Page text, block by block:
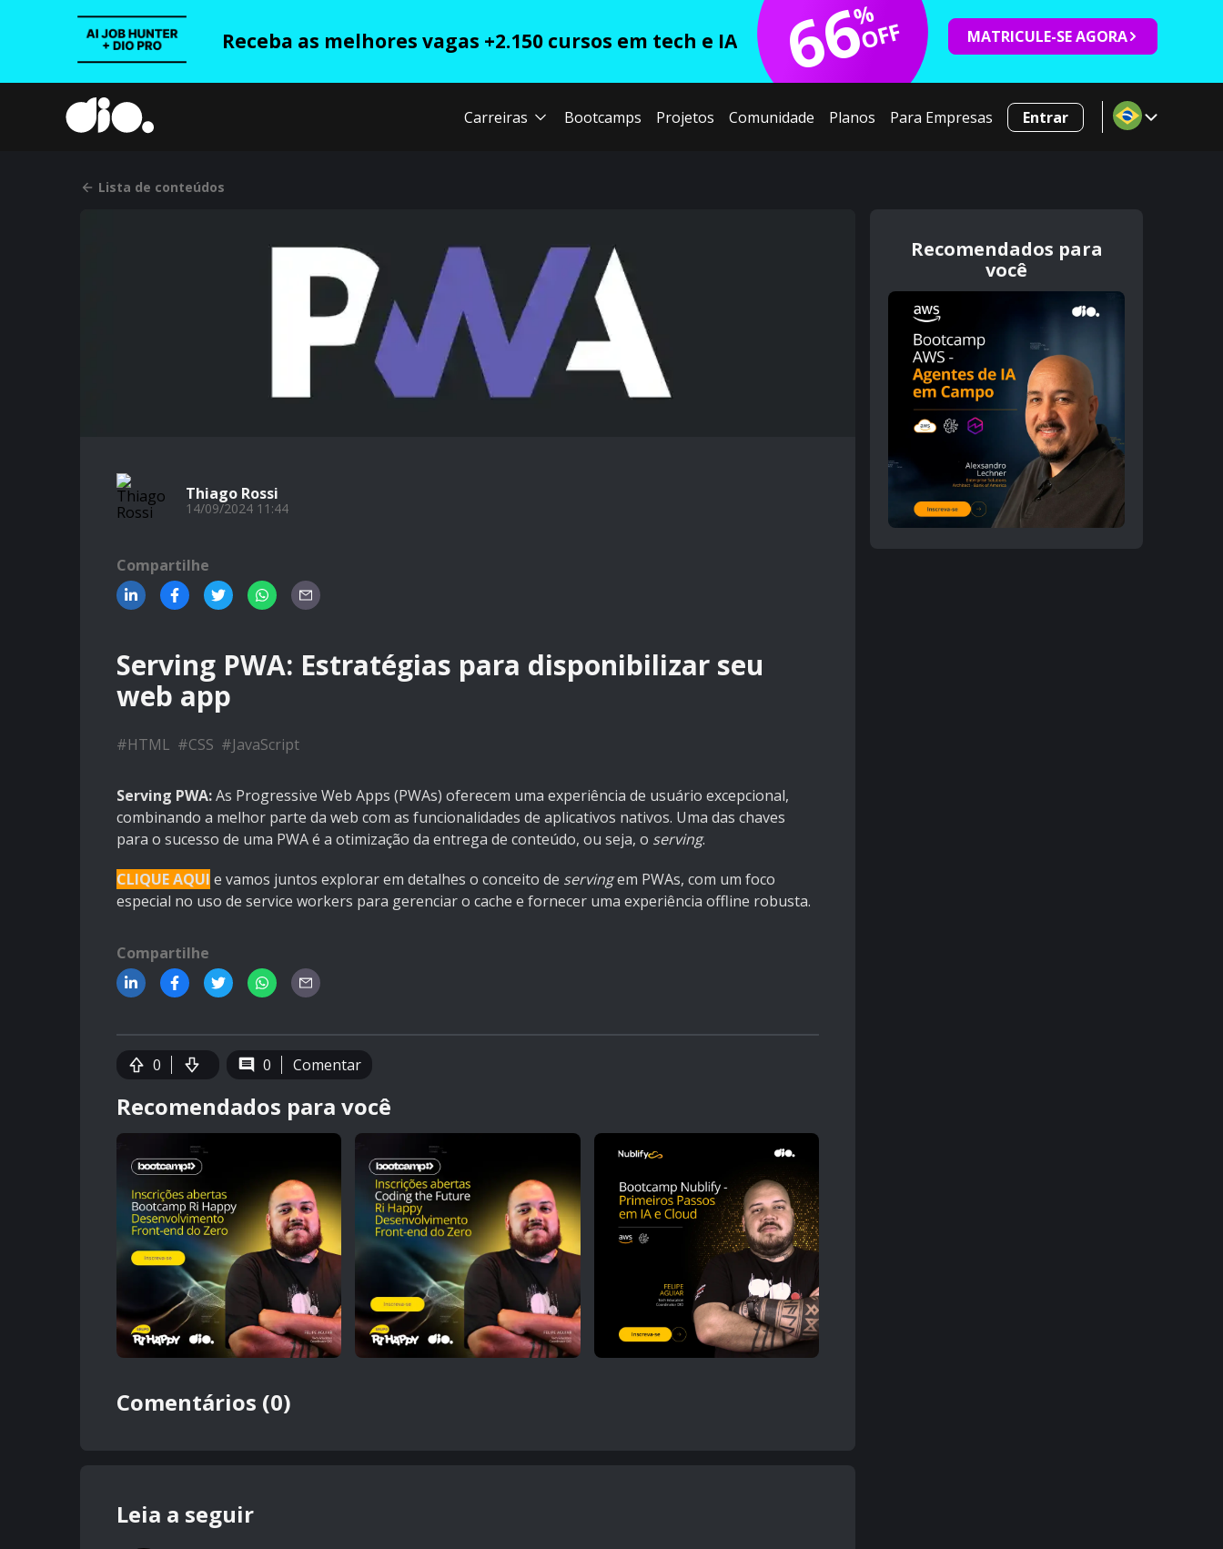
Receba as melhores vagas +2.150 cursos em tech e IA 66
%
OFF MATRICULE-SE AGORA
Carreiras Bootcamps Projetos Comunidade Planos Para Empresas Entrar
Lista de conteúdos
Thiago Rossi
14/09/2024 11:44
Compartilhe
Serving PWA: Estratégias para disponibilizar seu
web app
#HTML #CSS #JavaScript
Serving PWA:As Progressive Web Apps (PWAs) oferecem uma experiência de usuário excepcional,
combinando a melhor parte da web com as funcionalidades de aplicativos nativos. Uma das chaves
para o sucesso de uma PWA é a otimização da entrega de conteúdo, ou seja, o serving.
CLIQUE AQUI e vamos juntos explorar em detalhes o conceito de servingem PWAs, com um foco
especial no uso de service workers para gerenciar o cache e fornecer uma experiência offline robusta.
Compartilhe
0 0 Comentar
Recomendados para você
Comentários (0)
Leia a seguir
Recomendados para
você